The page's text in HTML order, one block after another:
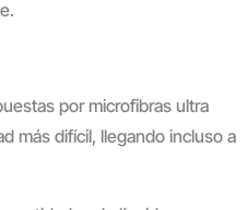
por microfibras ultra
más difícil, llegando incluso a